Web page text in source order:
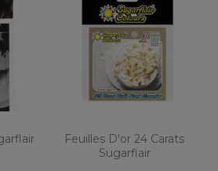
Feuilles D'or 24 Carats
Sugarflair